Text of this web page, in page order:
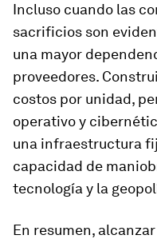
Incluso cuando las
sacrificios son
una mayor
proveedores.
costos por unidad,
operativo y
una infraestructura
capacidad de
tecnología y la
En resumen,